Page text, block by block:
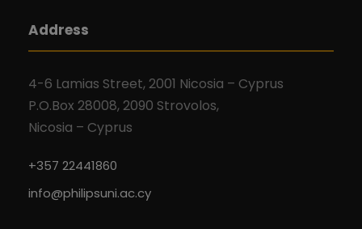
Address
4-6 Lamias Street, 2001 Nicosia – Cyprus
P.O.Box 28008, 2090 Strovolos,
Nicosia – Cyprus
+357 22441860
info@philipsuni.ac.cy